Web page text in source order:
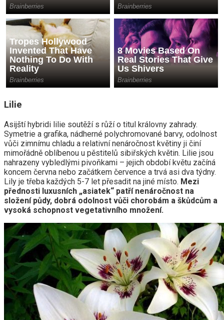
Lilie
Asijští hybridi lilie soutěží s růží o titul královny zahrady.
Symetrie a grafika, nádherné polychromované barvy, odolnost
vůči zimnímu chladu a relativní nenáročnost květiny ji činí
mimořádně oblíbenou u pěstitelů sibiřských květin. Lilie jsou
nahrazeny vybledlými pivoňkami – jejich období květu začíná
koncem června nebo začátkem července a trvá asi dva týdny.
Lily je třeba každých 5-7 let přesadit na jiné místo. Mezi
přednosti luxusních „asiatek“ patří nenáročnost na
složení půdy, dobrá odolnost vůči chorobám a škůdcům a
vysoká schopnost vegetativního množení.